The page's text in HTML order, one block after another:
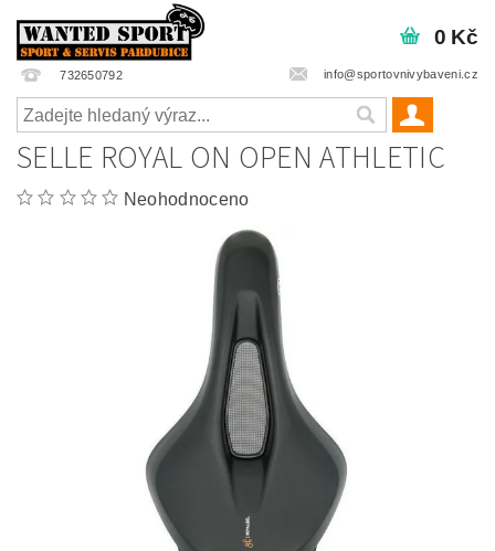
732650792 info@sportovnivybaveni.cz
0 Kč
SELLE ROYAL ON OPEN ATHLETIC
Neohodnoceno